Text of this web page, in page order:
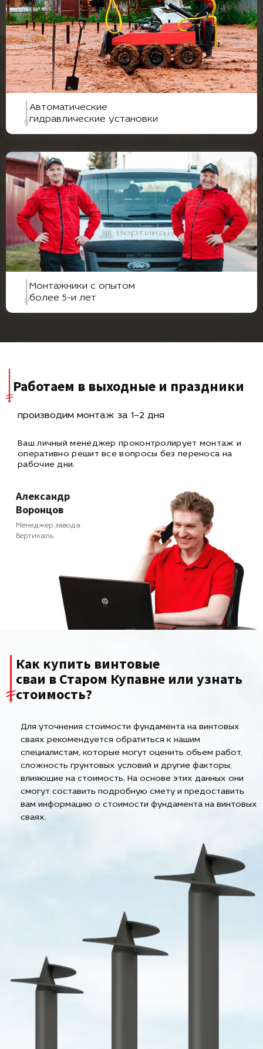
Автоматические
гидравлические установки
Монтажники с опытом
более 5-и лет
Работаем в выходные и праздники
производим монтаж за 1–2 дня
Ваш личный менеджер проконтролирует монтаж и
оперативнорешит все вопросы без переноса на
рабочие дни.
Александр
Воронцов
Менеджер завода
Вертикаль
Как купить винтовые
сваи в Старом Купавне или узнать
стоимость?
Для уточнения стоимости фундамента на винтовых
сваях рекомендуется обратиться к нашим
специалистам, которые могут оценить объем работ,
сложность грунтовых условий и другие факторы,
влияющие на стоимость. На основе этих данных они
смогут составить подробную смету и предоставить
вам информацию о стоимости фундамента на винтовых
сваях.